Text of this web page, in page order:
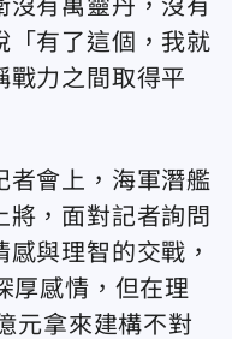
沒有萬靈丹，沒有
「有了這個，我就
戰力之間取得平
者會上，海軍潛艦
將，面對記者詢問
與理智的交戰，
厚感情，但在理
元拿來建構不對